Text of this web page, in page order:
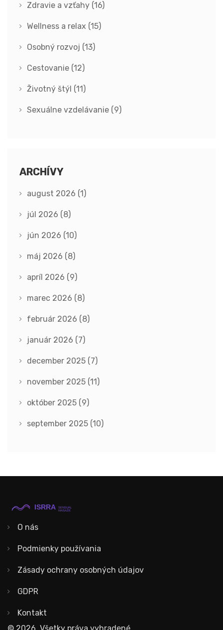
Zdravie a vzťahy (16)
Wellness a relax (15)
Osobný rozvoj (13)
Cestovanie (12)
Životný štýl (11)
Sexuálne vzdelávanie (9)
ARCHÍVY
august 2026 (1)
júl 2026 (8)
jún 2026 (10)
máj 2026 (8)
apríl 2026 (9)
marec 2026 (8)
február 2026 (8)
január 2026 (7)
december 2025 (7)
november 2025 (11)
október 2025 (9)
september 2025 (10)
O nás
Podmienky používania
Zásady ochrany osobných údajov
GDPR
Kontakt